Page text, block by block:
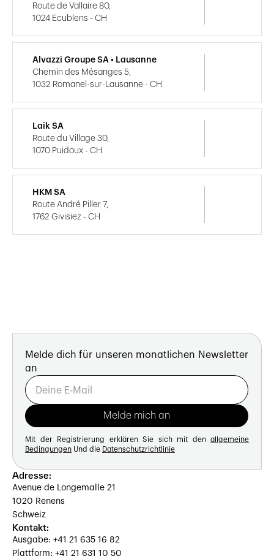
Route de Vallaire 80,
1024 Ecublens - CH
Alvazzi Groupe SA • Lausanne
Chemin des Mésanges 5,
1032 Romanel-sur-Lausanne - CH
Laik SA
Route du Village 30,
1070 Puidoux - CH
HKM SA
Route André Piller 7,
1762 Givisiez - CH
Melde dich für unseren monatlichen Newsletter
an
Mit der Registrierung erklären Sie sich mit den allgemeine
Bedingungen Und die Datenschutzrichtlinie
Adresse:
Avenue de Longemalle 21
1020 Renens
Schweiz
Kontakt:
Ausgabe: +41 21 635 16 82
Plattform: +41 21 631 10 50